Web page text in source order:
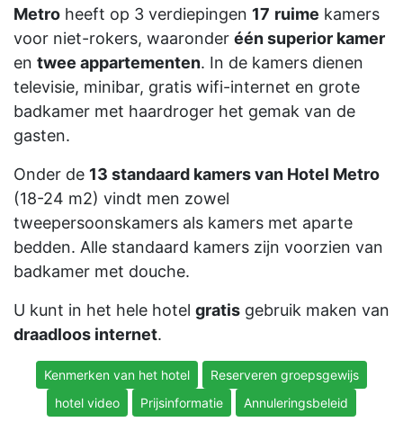
Metro heeft op 3 verdiepingen 17 ruime kamers
voor niet-rokers, waaronder één superior kamer
en twee appartementen. In de kamers dienen
televisie, minibar, gratis wifi-internet en grote
badkamer met haardroger het gemak van de
gasten.
Onder de 13 standaard kamers van Hotel Metro
(18-24 m2) vindt men zowel
tweepersoonskamers als kamers met aparte
bedden. Alle standaard kamers zijn voorzien van
badkamer met douche.
U kunt in het hele hotel gratis gebruik maken van
draadloos internet.
Kenmerken van het hotel
Reserveren groepsgewijs
hotel video
Prijsinformatie Annuleringsbeleid